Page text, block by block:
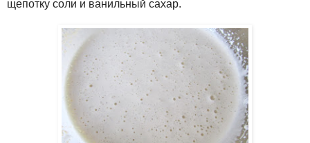
щепотку соли и ванильный сахар.